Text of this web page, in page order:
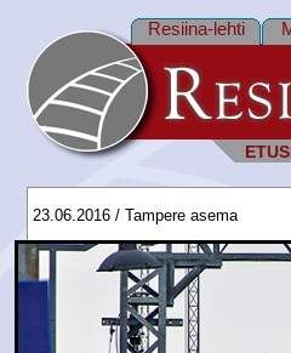
Resiina-lehti
23.06.2016 / Tampere asema